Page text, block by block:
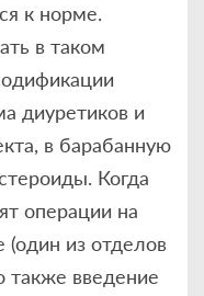
к норме.
в таком
диуретиков и
в барабанную
Когда
операции на
из отделов
также введение